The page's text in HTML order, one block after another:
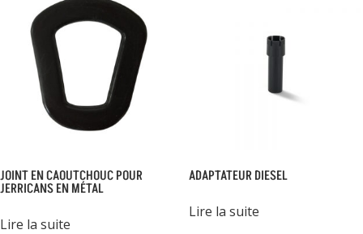
Les
options
peuvent
être
choisies
sur
la
du
produit
JOINT EN CAOUTCHOUC POUR
JERRICANS EN MÉTAL
Lire la suite
ADAPTATEUR DIESEL
Lire la suite